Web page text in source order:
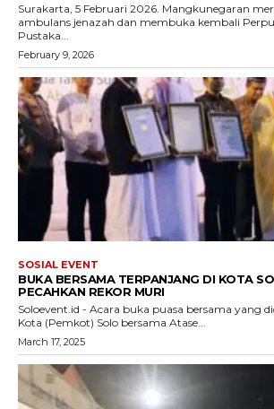
Surakarta, 5 Februari 2026. Mangkunegaran
ambulans jenazah dan membuka kembali
Pustaka...
February 9, 2026
SOSIAL EVENT
BUKA BERSAMA TERPANJANG DI KOTA
PECAHKAN REKOR MURI
Soloevent.id - Acara buka puasa bersama yang
Kota (Pemkot) Solo bersama Atase...
March 17, 2025